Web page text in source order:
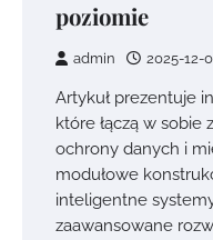
poziomie
admin 2025-12-
Artykuł prezentuje
które łączą w
ochrony danych i
modułowe
inteligentne
zaawansowane